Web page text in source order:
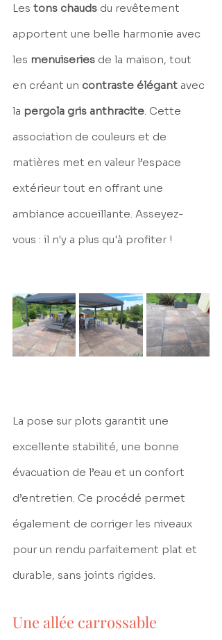
Les tons chauds du revêtement
apportent une belle harmonie avec
les menuiseries de la maison, tout
en créant un contraste élégant avec
la pergola gris anthracite. Cette
association de couleurs et de
matières met en valeur l’espace
extérieur tout en offrant une
ambiance accueillante. Asseyez-
vous : il n'y a plus qu'à profiter !
La pose sur plots garantit une
excellente stabilité, une bonne
évacuation de l’eau et un confort
d’entretien. Ce procédé permet
également de corriger les niveaux
pour un rendu parfaitement plat et
durable, sans joints rigides.
Une allée carrossable